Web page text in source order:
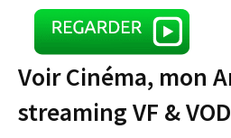
Voir Cinéma, mon
streaming VF & VOD